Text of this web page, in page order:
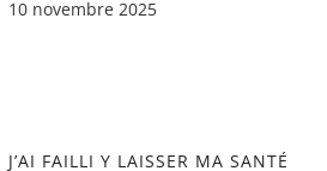
10 novembre 2025
J’AI FAILLI Y LAISSER MA SANTÉ